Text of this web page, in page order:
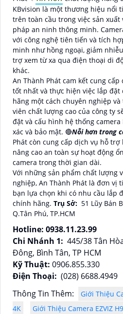
KBvision là một thương hiệu nổi
trên toàn cầu trong việc sản xuất
pháp an ninh thông minh.
với công nghệ tiên tiến và tích
minh như hồng ngoại, giảm
trợ xem từ xa qua điện thoại di
khác.
An Thành Phát cam kết cung
tốt nhất và thực hiện việc lắp đặt
hãng một cách chuyên nghiệp
viên chất lượng cao của công ty
đặt và cấu hình hệ thống
xác và bảo mật. 🔴Nỗi hơn trong
Phát còn cung cấp dịch vụ hỗ
nâng cao an toàn sự hoạt động
camera trong thời gian dài.
Với những sản phẩm chất lượng
nghiệp, An Thành Phát là đơn vị
bạn lựa chọn khi có nhu cầu lắp
chính hãng. Trụ Sở: 51 Lũy Bán
Q.Tân Phú, TP.HCM
Hotline: 0938.11.23.99
Chi Nhánh 1: 445/38 Tân
Đông, Bình Tân, TP HCM
Kỹ Thuật: 0906.855.330
Điện Thoại: (028) 6688.4949
Thông Tin Thêm:
Giới Thiệu
4K
Giới Thiệu Camera EZVIZ